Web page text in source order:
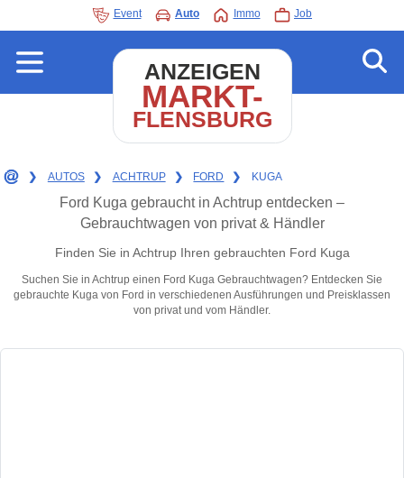
Event Auto Immo Job
ANZEIGEN
MARKT-
FLENSBURG
❯ AUTOS ❯ ACHTRUP ❯ FORD ❯ KUGA
Ford Kuga gebraucht in Achtrup entdecken –
Gebrauchtwagen von privat & Händler
Finden Sie in Achtrup Ihren gebrauchten Ford Kuga
Suchen Sie in Achtrup einen Ford Kuga Gebrauchtwagen? Entdecken Sie
gebrauchte Kuga von Ford in verschiedenen Ausführungen und Preisklassen
von privat und vom Händler.